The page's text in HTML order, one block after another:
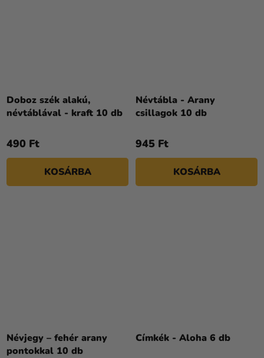
Doboz szék alakú,
névtáblával - kraft 10 db
490 Ft
KOSÁRBA
Névtábla - Arany
csillagok 10 db
945 Ft
KOSÁRBA
Névjegy – fehér arany
pontokkal 10 db
Címkék - Aloha 6 db